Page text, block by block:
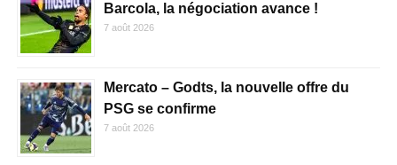
Barcola, la négociation avance !
7 août 2026
Mercato – Godts, la nouvelle offre du
PSG se confirme
7 août 2026